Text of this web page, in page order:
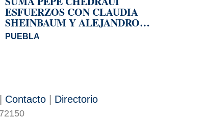
ESFUERZOS CON CLAUDIA
SHEINBAUM Y ALEJANDRO
ARMENTA EN LA JORNADA
NACIONAL DE REFORESTACIÓN
PUEBLA
Contacto Directorio